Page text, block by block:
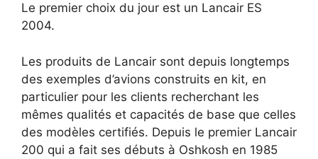
Le premier choix du jour est un Lancair ES
2004.
Les produits de Lancair sont depuis longtemps
des exemples d’avions construits en kit, en
particulier pour les clients recherchant les
mêmes qualités et capacités de base que celles
des modèles certifiés. Depuis le premier Lancair
200 qui a fait ses débuts à Oshkosh en 1985